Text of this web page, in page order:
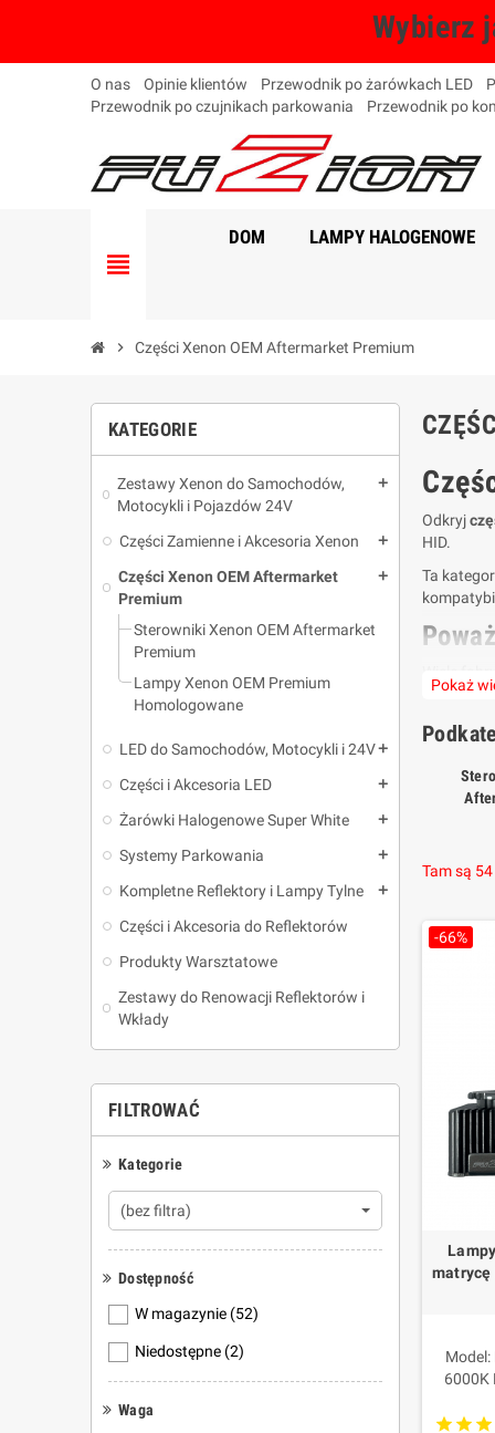
Wybierz
O nas Opinie klientów Przewodnik po żarówkach LED
Przewodnik po czujnikach parkowania
Przewodnik po
view_headline
DOM LAMPY HALOGENOWE
chevron_right Części Xenon OEM Aftermarket Premium
KATEGORIE
Zestawy Xenon do Samochodów,
Motocykli i Pojazdów 24V
add
Części Zamienne i Akcesoria Xenon add
Części Xenon OEM Aftermarket
Premium
add
Sterowniki Xenon OEM Aftermarket
Premium
Lampy Xenon OEM Premium
Homologowane
LED do Samochodów, Motocykli i 24Vadd
Części i Akcesoria LED add
Żarówki Halogenowe Super White add
Systemy Parkowania add
Kompletne Reflektory i Lampy Tylne add
Części i Akcesoria do Reflektorów
Produkty Warsztatowe
Zestawy do Renowacji Reflektorów i
Wkłady
FILTROWAĆ
Kategorie
(bez filtra)
Dostępność
W magazynie (52)
Niedostępne (2)
Waga
Odkryj
HID.
Ta
wybraną
Na rynku
Ta gama
punktów,
Wybrane
Te
część
Czy
Nie. To
Fuzion
OEM
Tak, jeśli
Czy
Wybrane
Pokaż
Tam są
-66%
matrycę
Model:
6000K